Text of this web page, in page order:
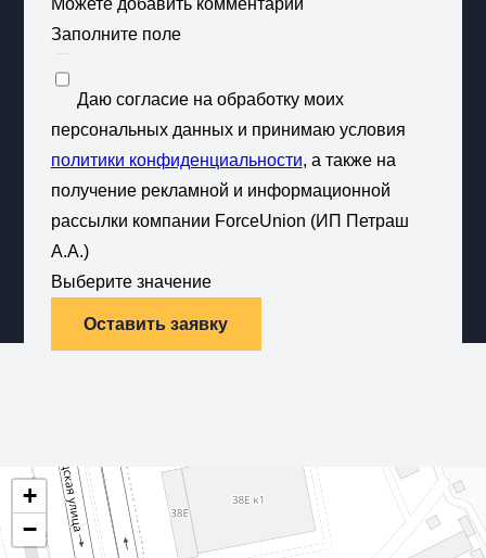
Можете добавить комментарий
Заполните поле
Даю согласие на обработку моих
персональных данных и принимаю условия
политики конфиденциальности, а также на
получение рекламной и информационной
рассылки компании ForceUnion (ИП Петраш
А.А.)
Выберите значение
Оставить заявку
+
−